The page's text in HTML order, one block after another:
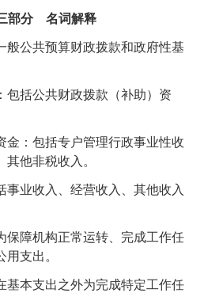
部分 名词解释
公共预算财政拨款和政府性基
括公共财政拨款（补助）资
：包括专户管理行政事业性收
他非税收入。
业收入、经营收入、其他收入
障机构正常运转、完成工作任
支出。
本支出之外为完成特定工作任